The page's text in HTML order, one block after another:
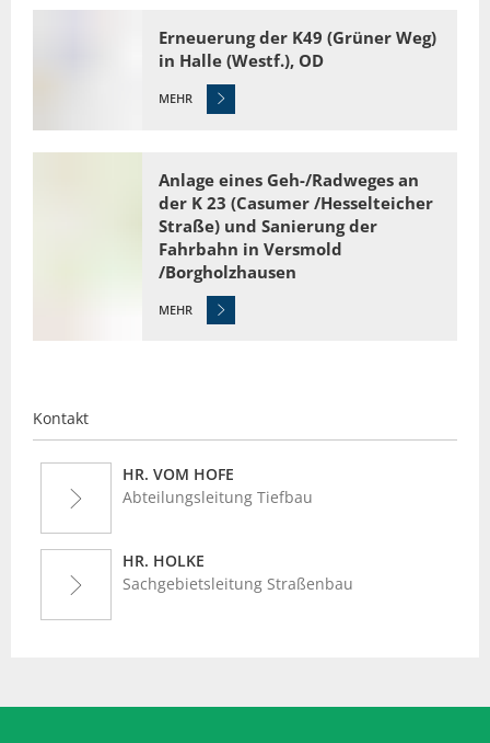
Erneuerung der K49 (Grüner Weg)
in Halle (Westf.), OD
MEHR
Anlage eines Geh-/Radweges an
der K 23 (Casumer /Hesselteicher
Straße) und Sanierung der
Fahrbahn in Versmold
/Borgholzhausen
MEHR
Kontakt
HR. VOM HOFE
Abteilungsleitung Tiefbau
HR. HOLKE
Sachgebietsleitung Straßenbau